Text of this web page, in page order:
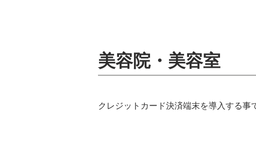
美容院・美容室
クレジットカード決済端末を導入する事